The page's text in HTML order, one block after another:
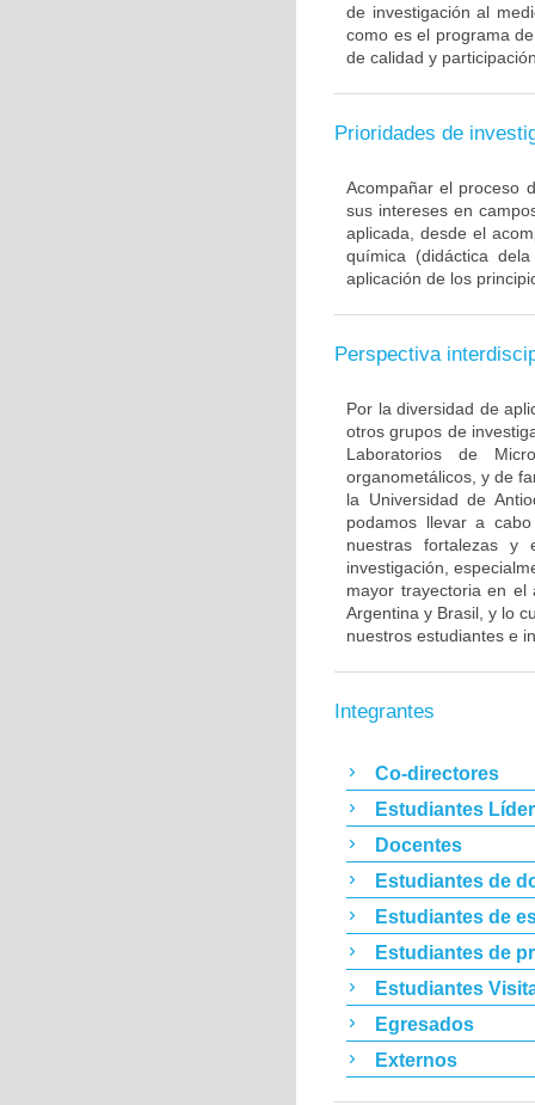
de investigación al
como es el programa
de calidad y
Prioridades de
Acompañar el proceso
sus intereses en
aplicada, desde el
química (didáctica
aplicación de los
Perspectiva
Por la diversidad de
otros grupos de
Laboratorios de
organometálicos, y de
la Universidad de
podamos llevar a
nuestras fortalezas y
investigación,
mayor trayectoria en el
Argentina y Brasil, y lo
nuestros estudiantes e
Integrantes
Co-directores
Estudiantes
Docentes
Estudiantes de
Estudiantes de
Estudiantes de
Estudiantes
Egresados
Externos